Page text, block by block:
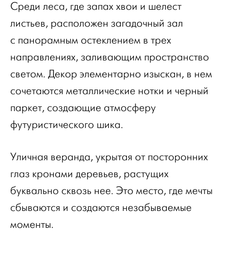
Среди леса, где запах хвои и шелест
листьев, расположен загадочный зал
с панорамным остеклением в трех
направлениях, заливающим пространство
светом. Декор элементарно изыскан, в нем
сочетаются металлические нотки и черный
паркет, создающие атмосферу
футуристического шика.
Уличная веранда, укрытая от посторонних
глаз кронами деревьев, растущих
буквально сквозь нее. Это место, где мечты
сбываются и создаются незабываемые
моменты.